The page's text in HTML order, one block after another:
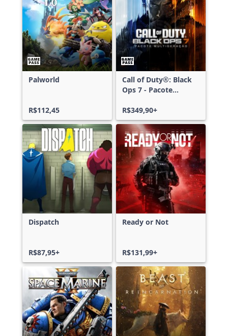
Palworld
R$112,45
Call of Duty®: Black
Ops 7 - Pacote
R$349,90+
Dispatch
R$87,95+
Ready or Not
R$131,99+